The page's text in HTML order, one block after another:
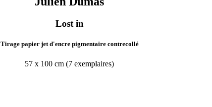
Lost in
Tirage papier jet d'encre pigmentaire contrecollé
57 x 100 cm (7 exemplaires)